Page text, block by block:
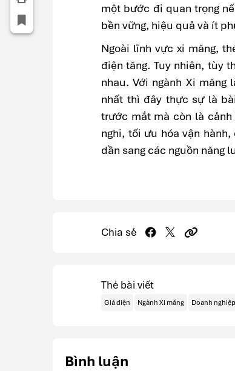
một bước đi quan trọng
bền vững, hiệu quả và ít
Ngoài lĩnh vực xi măng,
điện tăng. Tuy nhiên, tùy
nhau. Với ngành Xi
nhất thì đây thực sự là
trước mắt mà còn là
nghi, tối ưu hóa vận
dần sang các nguồn năng
Chia sẻ
Thẻ bài viết
Giá điện Ngành Xi măng Doanh
Bình luận